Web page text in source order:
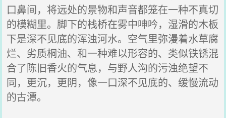
口鼻间，将远处的景物和声音都笼在一种不真切
的模糊里。脚下的栈桥在雾中呻吟，湿滑的木板
下是深不见底的浑浊河水。空气里弥漫着水草腐
烂、劣质桐油、和一种难以形容的、类似铁锈混
合了陈旧香火的气息，与野人沟的污浊绝望不
同，更沉，更阴，像一口深不见底的、缓慢流动
的古潭。